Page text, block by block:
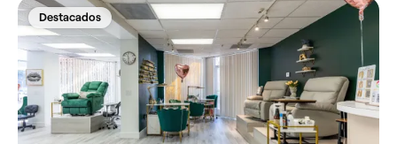
Destacados